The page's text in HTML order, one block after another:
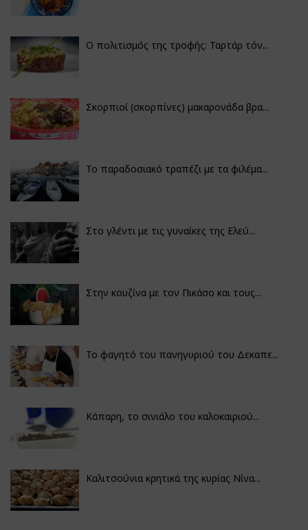
Ο πολιτισμός της τροφής: Ταρτάρ τόν...
Σκορπιοί (σκορπίνες) μακαρονάδα βρα...
Το παραδοσιακό τραπέζι με τα φιλέμα...
Στο γλέντι με τις γυναίκες της Ελεύ...
Στην κουζίνα με τον Πικάσο και τους...
Το φαγητό του πανηγυριού του Δεκαπε...
Κάπαρη, το σινιάλο του καλοκαιριού...
Καλιτσούνια κρητικά της κυρίας Νίνα...